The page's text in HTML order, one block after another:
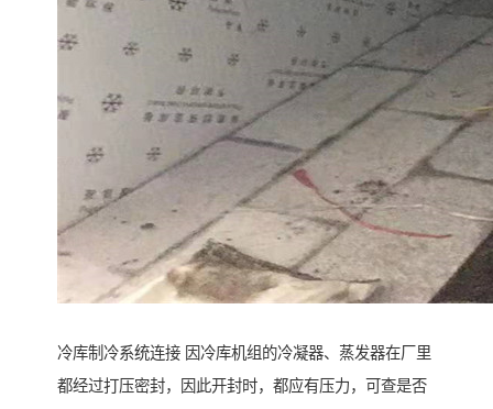
冷库制冷系统连接 因冷库机组的冷凝器、蒸发器在厂里
都经过打压密封，因此开封时，都应有压力，可查是否